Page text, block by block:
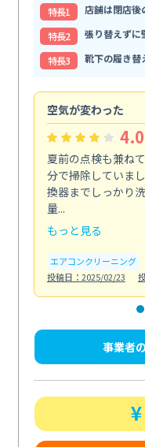
特⻑1
店舗は閉店後
特⻑2
張り替えずに
特⻑3
靴下の履き替
空気が変わった
4.0
夏前の点検も兼ね
分で掃除していま
換器までしっかり
量...
もっと見る
エアコンクリーニング
投稿日：2025/02/23
事業者